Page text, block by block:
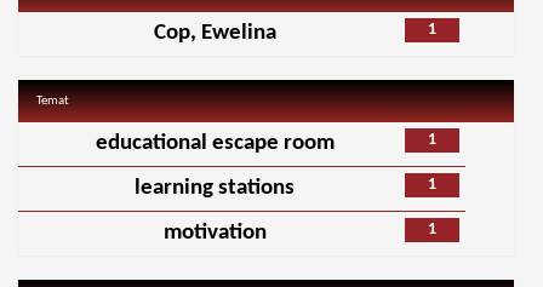
1
Cop, Ewelina
Temat
1
educational escape room
1
learning stations
1
motivation